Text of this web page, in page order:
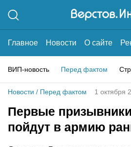
Главное Новости О сайте
ВИП-новость Перед фактом
Новости / Перед фактом 1 октября
Первые
пойдут в армию